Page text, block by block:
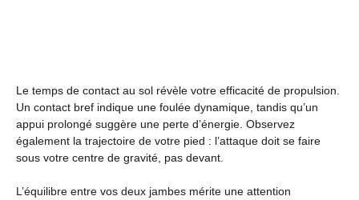
Le temps de contact au sol révèle votre efficacité de propulsion.
Un contact bref indique une foulée dynamique, tandis qu’un
appui prolongé suggère une perte d’énergie. Observez
également la trajectoire de votre pied : l’attaque doit se faire
sous votre centre de gravité, pas devant.
L’équilibre entre vos deux jambes mérite une attention